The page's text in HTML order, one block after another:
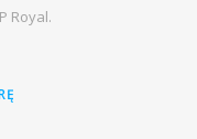
Royal.